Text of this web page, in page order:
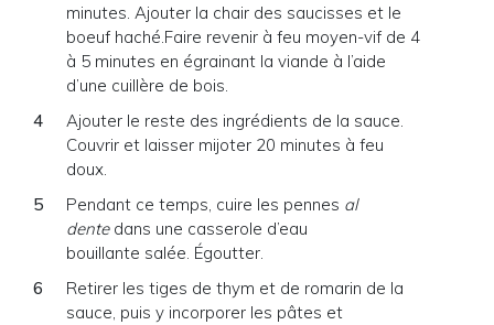
minutes. Ajouter la chair des saucisses et le
boeuf haché.Faire revenir à feu moyen-vif de 4
à 5 minutes en égrainant la viande à l’aide
d’une cuillère de bois.
Ajouter le reste des ingrédients de la sauce.
Couvrir et laisser mijoter 20 minutes à feu
doux.
Pendant ce temps, cuire les pennes al
dentedans une casserole d’eau
bouillante salée. Égoutter.
Retirer les tiges de thym et de romarin de la
sauce, puis y incorporer les pâtes et